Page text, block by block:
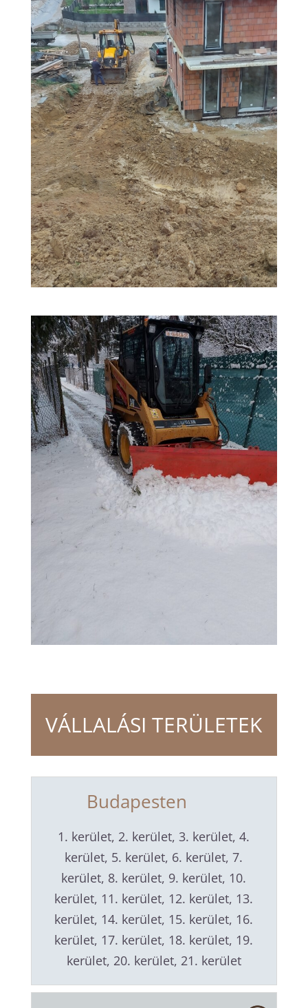
VÁLLALÁSI TERÜLETEK
Budapesten
1. kerület, 2. kerület, 3. kerület, 4.
kerület, 5. kerület, 6. kerület, 7.
kerület, 8. kerület, 9. kerület, 10.
kerület, 11. kerület, 12. kerület, 13.
kerület, 14. kerület, 15. kerület, 16.
kerület, 17. kerület, 18. kerület, 19.
kerület, 20. kerület, 21. kerület